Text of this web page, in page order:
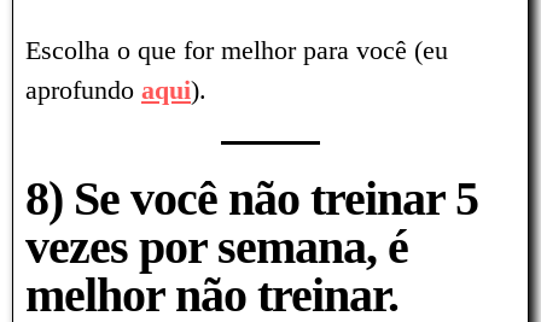
Escolha o que for melhor para você (eu
aprofundo aqui).
8) Se você não treinar 5
vezes por semana, é
melhor não treinar.